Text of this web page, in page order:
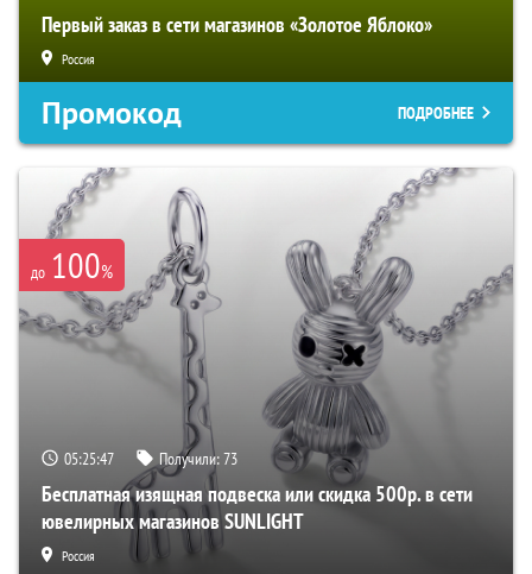
Первый заказ в сети магазинов «Золотое Яблоко»
Россия
Промокод ПОДРОБНЕЕ
до 100%
05:25:46 Получили:73
Бесплатная изящная подвеска или скидка 500р. в сети
ювелирных магазинов SUNLIGHT
Россия